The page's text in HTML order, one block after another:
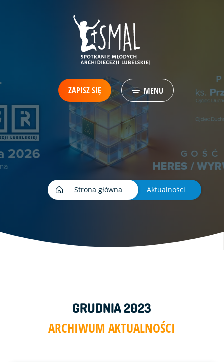
ZAPISZ SIĘ MENU
Strona główna Aktualności
GRUDNIA 2023
ARCHIWUM AKTUALNOŚCI